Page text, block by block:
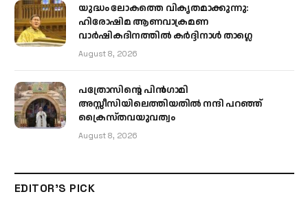
യുദ്ധം ലോകത്തെ വികൃതമാക്കുന്നു:
ഹിരോഷിമ ആണവാക്രമണ
വാർഷികദിനത്തിൽ കർദ്ദിനാൾ താഗ്ലെ
August 8, 2026
പത്രോസിന്റെ പിൻഗാമി
അസ്സീസിയിലെത്തിയതിൽ നന്ദി പറഞ്ഞ്
ക്രൈസ്തവയുവത്വം
August 8, 2026
EDITOR'S PICK